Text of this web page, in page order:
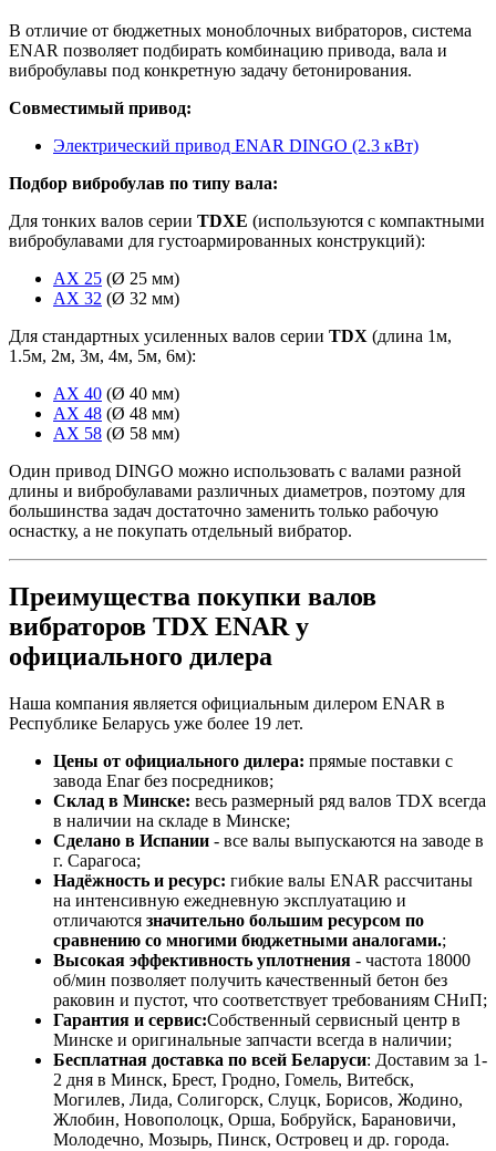
В отличие от бюджетных моноблочных вибраторов, система
ENAR позволяет подбирать комбинацию привода, вала и
вибробулавы под конкретную задачу бетонирования.
Совместимый привод:
Электрический привод ENAR DINGO (2.3 кВт)
Подбор вибробулав по типу вала:
Для тонких валов серии TDXE (используются с компактными
вибробулавами для густоармированных конструкций):
AX 25 (Ø 25 мм)
AX 32 (Ø 32 мм)
Для стандартных усиленных валов серии TDX (длина 1м,
1.5м, 2м, 3м, 4м, 5м, 6м):
AX 40 (Ø 40 мм)
AX 48 (Ø 48 мм)
AX 58 (Ø 58 мм)
Один привод DINGO можно использовать с валами разной
длины и вибробулавами различных диаметров, поэтому для
большинства задач достаточно заменить только рабочую
оснастку, а не покупать отдельный вибратор.
Преимущества покупки валов
вибраторов TDX ENAR у
официального дилера
Наша компания является официальным дилером ENAR в
Республике Беларусь уже более 19 лет.
Цены от официального дилера: прямые поставки с
завода Enar без посредников;
Склад в Минске: весь размерный ряд валов TDX всегда
в наличии на складе в Минске;
Сделано в Испании - все валы выпускаются на заводе в
г. Сарагоса;
Надёжность и ресурс: гибкие валы ENAR рассчитаны
на интенсивную ежедневную эксплуатацию и
отличаются значительно большим ресурсом по
сравнению со многими бюджетными аналогами.;
Высокая эффективность уплотнения - частота 18000
об/мин позволяет получить качественный бетон без
раковин и пустот, что соответствует требованиям СНиП;
Гарантия и сервис:Собственный сервисный центр в
Минске и оригинальные запчасти всегда в наличии;
Бесплатная доставка по всей Беларуси: Доставим за 1-
2 дня в Минск, Брест, Гродно, Гомель, Витебск,
Могилев, Лида, Солигорск, Слуцк, Борисов, Жодино,
Жлобин, Новополоцк, Орша, Бобруйск, Барановичи,
Молодечно, Мозырь, Пинск, Островец и др. города.